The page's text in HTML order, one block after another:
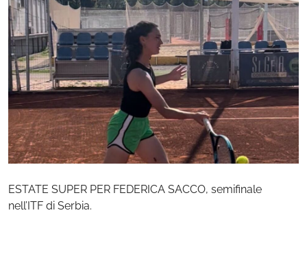
ESTATE SUPER PER FEDERICA SACCO, semifinale
nell’ITF di Serbia.